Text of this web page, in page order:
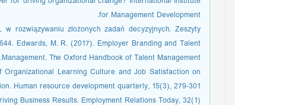
for Management Development.
rozwiązywaniu złożonych zadań decyzyjnych. Zeszyty
Edwards, M. R. (2017). Employer Branding and Talent
Management. The Oxford Handbook of Talent Management.
Learning Culture and Job Satisfaction on
Human resource development quarterly, 15(3), 279-301.
Business Results. Employment Relations Today, 32(1).